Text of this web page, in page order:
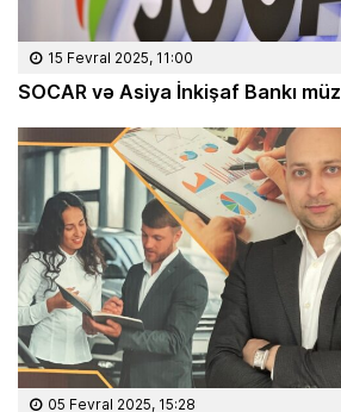
15 Fevral 2025, 11:00
SOCAR və Asiya İnkişaf Bankı
05 Fevral 2025, 15:28